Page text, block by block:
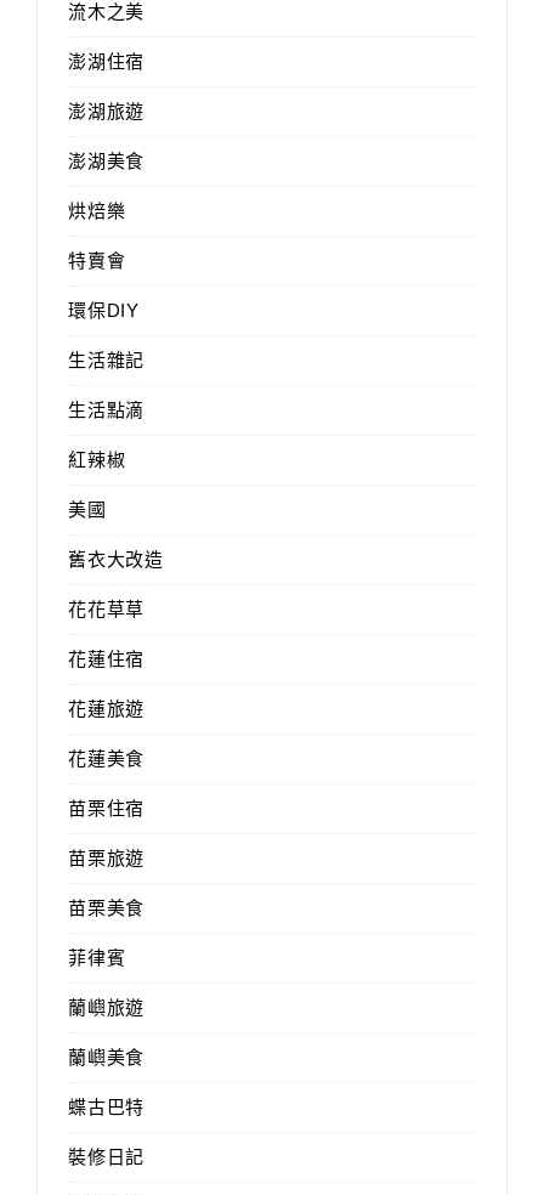
流木之美
澎湖住宿
澎湖旅遊
澎湖美食
烘焙樂
特賣會
環保DIY
生活雜記
生活點滴
紅辣椒
美國
舊衣大改造
花花草草
花蓮住宿
花蓮旅遊
花蓮美食
苗栗住宿
苗栗旅遊
苗栗美食
菲律賓
蘭嶼旅遊
蘭嶼美食
蝶古巴特
裝修日記